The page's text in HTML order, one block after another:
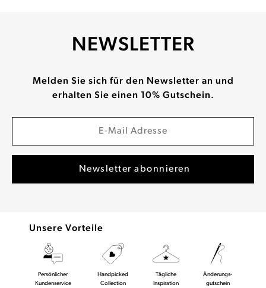
NEWSLETTER
Melden Sie sich für den Newsletter an und
erhalten Sie einen 10% Gutschein.
Unsere Vorteile
Persönlicher
Kundenservice
Handpicked
Collection
Tägliche
Inspiration
Änderungs-
gutschein